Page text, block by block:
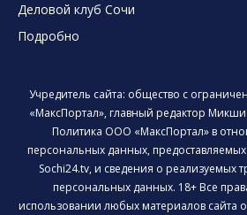
Деловой клуб Сочи
Подробно
Учредитель сайта: общество с
«МаксПортал», главный редактор
Политика ООО «МаксПортал» в
персональных данных,
Sochi24.tv, и сведения о реализуемых
персональных данных. 18+ Все
использовании любых материалов сайта